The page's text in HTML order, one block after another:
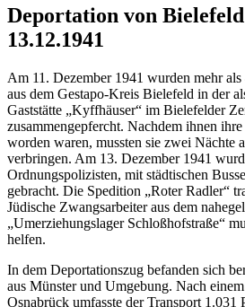
Deportation von
13.12.1941
Am 11. Dezember 1941 wurden mehr
aus dem Gestapo-Kreis Bielefeld in der
Gaststätte „Kyffhäuser“ im Bielefelder
zusammengepfercht. Nachdem ihnen
worden waren, mussten sie zwei Nächte
verbringen. Am 13. Dezember 1941
Ordnungspolizisten, mit städtischen
gebracht. Die Spedition „Roter Radler“
Jüdische Zwangsarbeiter aus dem
„Umerziehungslager Schloßhofstraße“
helfen.
In dem Deportationszug befanden sich
aus Münster und Umgebung. Nach
Osnabrück umfasste der Transport 1.031